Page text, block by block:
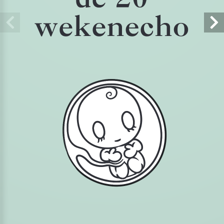
Gratis verzending
Bij 7 of meer gratis artikelen of bij besteding van €150,- of meer
Altijd bereikbaar
Voor vragen en advies, bel naar 026-3619030 of stuur een e-mail
naar info@verloskundigenloket.nl
wekenecho